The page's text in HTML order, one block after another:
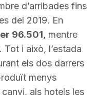
d’arribades fins
del 2019. En
96.501, mentre
i això, l’estada
els dos darrers
menys
als hotels les